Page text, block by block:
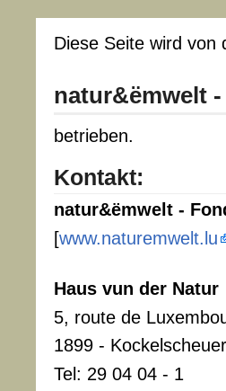
Diese Seite wird von
natur&ëmwelt
betrieben.
Kontakt:
natur&ëmwelt -
[www.naturemwelt.lu
Haus vun der Natur
5, route de
1899 - Kockelscheuer
Tel: 29 04 04 - 1